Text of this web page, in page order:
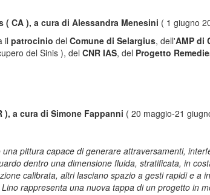
( CA ), a cura di Alessandra Menesini ( 1 giugno
il patrocinio del Comune di Selargius, dell'AMP di
del Sinis ), del CNR IAS, del Progetto
a cura di Simone Fappanni ( 20 maggio-21
pittura capace di generare attraversamenti,
dentro una dimensione fluida, stratificata, in
calibrata, altri lasciano spazio a gesti rapidi e a
rappresenta una nuova tappa di un progetto in